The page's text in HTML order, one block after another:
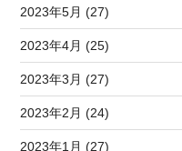
2023年5月 (27)
2023年4月 (25)
2023年3月 (27)
2023年2月 (24)
2023年1月 (27)